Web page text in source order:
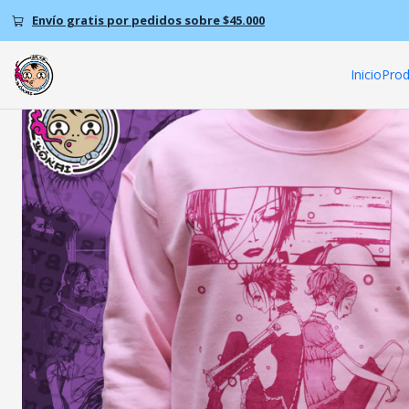
Inicio
Envío gratis por pedidos sobre $45.000